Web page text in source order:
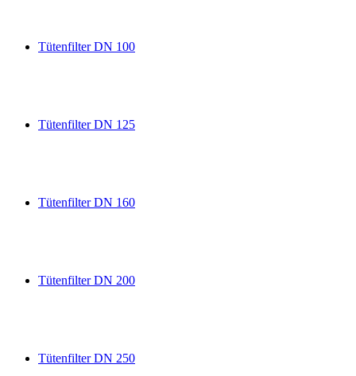
Tütenfilter DN 100
Tütenfilter DN 125
Tütenfilter DN 160
Tütenfilter DN 200
Tütenfilter DN 250